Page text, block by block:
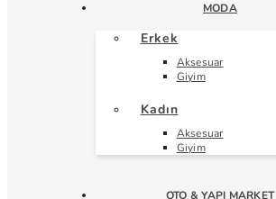
MODA
Erkek
Aksesuar
Giyim
Kadın
Aksesuar
Giyim
OTO & YAPI MARKET